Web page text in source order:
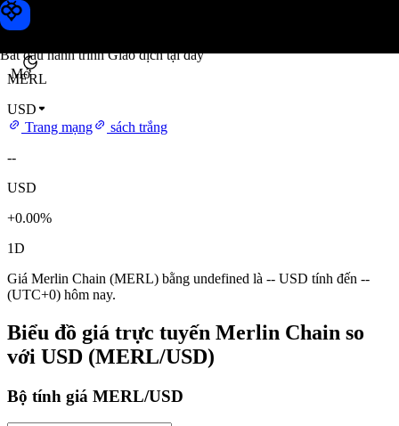
Bắt đầu hành trình Giao dịch tại đây
Mở
Giá Merlin Chain
MERL
USD
Trang mạng
sách trắng
--
USD
+0.00%
1D
Giá Merlin Chain (MERL) bằng undefined là -- USD tính đến --
(UTC+0) hôm nay.
Biểu đồ giá trực tuyến Merlin Chain so
với USD (MERL/USD)
Bộ tính giá MERL/USD